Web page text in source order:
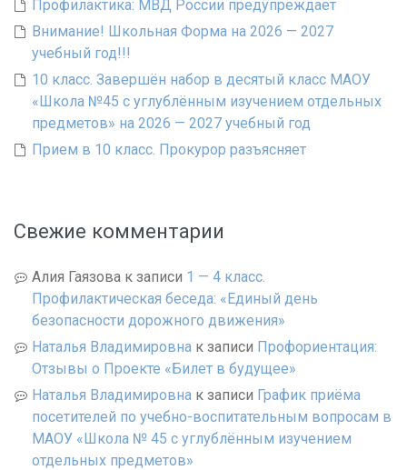
Профилактика: МВД России предупреждает
Внимание! Школьная Форма на 2026 — 2027
учебный год!!!
10 класс. Завершён набор в десятый класс МАОУ
«Школа №45 с углублённым изучением отдельных
предметов» на 2026 — 2027 учебный год
Прием в 10 класс. Прокурор разъясняет
Свежие комментарии
Алия Гаязова к записи 1 — 4 класс.
Профилактическая беседа: «Единый день
безопасности дорожного движения»
Наталья Владимировна к записи Профориентация:
Отзывы о Проекте «Билет в будущее»
Наталья Владимировна к записи График приёма
посетителей по учебно-воспитательным вопросам в
МАОУ «Школа № 45 с углублённым изучением
отдельных предметов»